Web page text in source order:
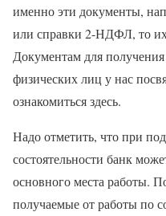
именно эти документы,
или справки 2-НДФЛ, то
Документам для
физических лиц у нас
ознакомиться здесь.
Надо отметить, что при
состоятельности банк
основного места работы.
получаемые от работы по